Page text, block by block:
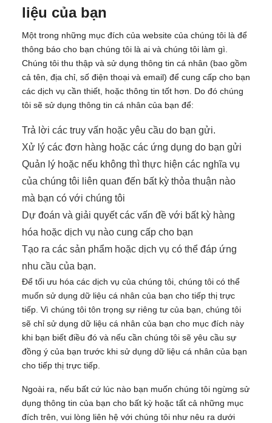
liệu của bạn
Một trong những mục đích của website của chúng tôi là để
thông báo cho bạn chúng tôi là ai và chúng tôi làm gì.
Chúng tôi thu thập và sử dụng thông tin cá nhân (bao gồm
cả tên, địa chỉ, số điện thoại và email) để cung cấp cho bạn
các dịch vụ cần thiết, hoặc thông tin tốt hơn. Do đó chúng
tôi sẽ sử dụng thông tin cá nhân của bạn để:
Trả lời các truy vấn hoặc yêu cầu do bạn gửi.
Xử lý các đơn hàng hoặc các ứng dụng do bạn gửi
Quản lý hoặc nếu không thì thực hiện các nghĩa vụ
của chúng tôi liên quan đến bất kỳ thỏa thuận nào
mà bạn có với chúng tôi
Dự đoán và giải quyết các vấn đề với bất kỳ hàng
hóa hoặc dịch vụ nào cung cấp cho bạn
Tạo ra các sản phẩm hoặc dịch vụ có thể đáp ứng
nhu cầu của bạn.
Để tối ưu hóa các dịch vụ của chúng tôi, chúng tôi có thể
muốn sử dụng dữ liệu cá nhân của bạn cho tiếp thị trực
tiếp. Vì chúng tôi tôn trọng sự riêng tư của bạn, chúng tôi
sẽ chỉ sử dụng dữ liệu cá nhân của bạn cho mục đích này
khi bạn biết điều đó và nếu cần chúng tôi sẽ yêu cầu sự
đồng ý của bạn trước khi sử dụng dữ liệu cá nhân của bạn
cho tiếp thị trực tiếp.
Ngoài ra, nếu bất cứ lúc nào bạn muốn chúng tôi ngừng sử
dụng thông tin của bạn cho bất kỳ hoặc tất cả những mục
đích trên, vui lòng liên hệ với chúng tôi như nêu ra dưới